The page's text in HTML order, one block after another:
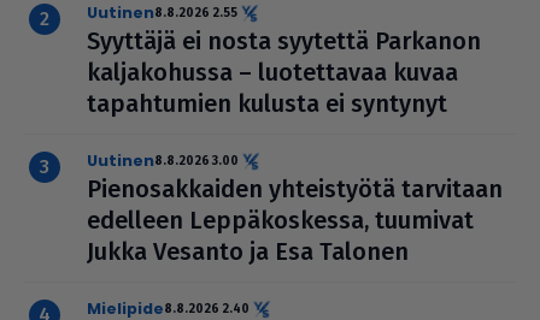
uutinen8.8.2026 2.55
Syyttäjä ei nosta syytettä Parkanon
kal­ja­ko­hussa – luo­tet­ta­vaa kuvaa
tapah­tu­mien kulusta ei syntynyt
uutinen8.8.2026 3.00
Pie­no­sak­kai­den yhteis­työtä tarvitaan
edelleen Lep­pä­kos­kessa, tuumivat
Jukka Vesanto ja Esa Talonen
mielipide8.8.2026 2.40